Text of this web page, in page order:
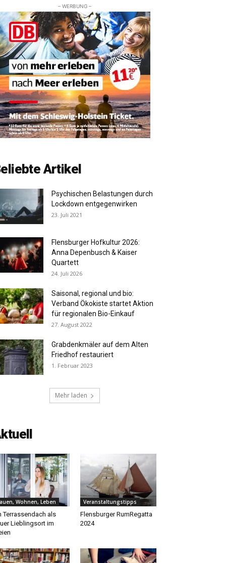
– WERBUNG –
Artikel
Psychischen Belastungen durch
Lockdown entgegenwirken
23. Juli 2021
Flensburger Hofkultur 2026:
Anna Depenbusch & Kaiser
Quartett
24. Juli 2026
Saisonal, regional und bio:
Verband Ökokiste startet Aktion
für regionalen Bio-Einkauf
27. August 2022
Grabdenkmäler auf dem Alten
Friedhof restauriert
1. Februar 2023
Mehr laden
Wohnen, Leben
Terrassendach als
Lieblingsort im
Veranstaltungstipps
Flensburger RumRegatta
2024